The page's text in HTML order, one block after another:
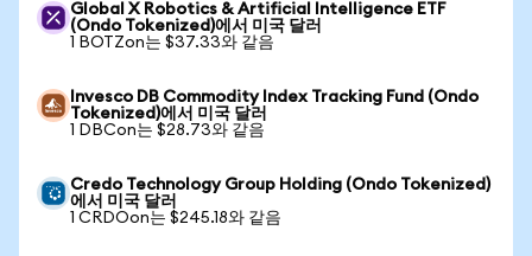
Global X Robotics & Artificial Intelligence ETF
(Ondo Tokenized)에서 미국 달러
1 BOTZon는 $37.33와 같음
Invesco DB Commodity Index Tracking Fund (Ondo
Tokenized)에서 미국 달러
1 DBCon는 $28.73와 같음
Credo Technology Group Holding (Ondo Tokenized)
에서 미국 달러
1 CRDOon는 $245.18와 같음